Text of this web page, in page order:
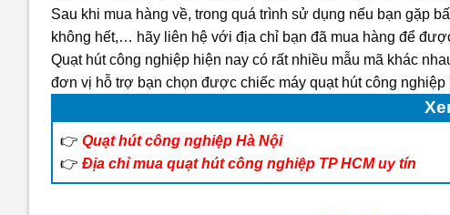
Sau khi mua hàng về, trong quá trình sử dụng nếu bạn gặp
không hết,… hãy liên hệ với địa chỉ bạn đã mua hàng để
Quạt hút công nghiệp hiện nay có rất nhiều mẫu mã khác
đơn vị hỗ trợ bạn chọn được chiếc máy quạt hút công nghiệp
👉 Quạt hút công nghiệp Hà Nội
👉 Địa chỉ mua quạt hút công nghiệp TP HCM uy tín